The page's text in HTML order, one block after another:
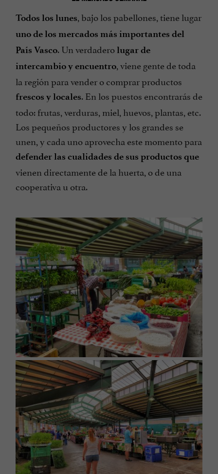
Todos los lunes, bajo los pabellones, tiene lugar
uno de los mercados más importantes del
País Vasco. Un verdaderolugar de
intercambio y encuentro, viene gente de toda
la región para vender o comprar productos
frescos y locales. En los puestos encontrarás de
todo: frutas, verduras, miel, huevos, plantas, etc.
Los pequeños productores y los grandes se
unen, y cada uno aprovecha este momento para
defender las cualidades de sus productos que
vienen directamente de la huerta, o de una
cooperativa u otra.